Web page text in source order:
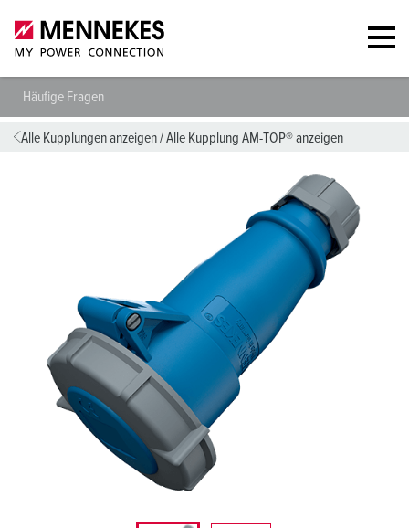
Häufige Fragen
Alle Kupplungen anzeigen/Alle Kupplung AM-TOP® anzeigen